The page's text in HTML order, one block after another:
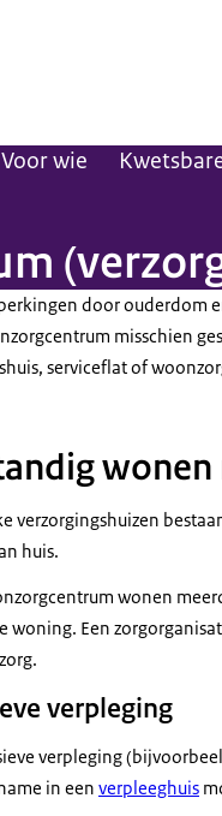
Voor wie
door ouderdom
misschien
serviceflat of
verzorgingshuizen
huis.
wonen
woning. Een
verpleging
verpleging
in een verpleeghuis